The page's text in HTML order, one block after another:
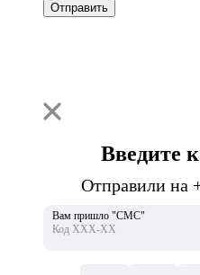
Отправить
Введите
Отправили на
Вам пришло "СМС"
Код ХХХ-ХХ